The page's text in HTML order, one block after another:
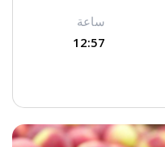
ساعة
12:57